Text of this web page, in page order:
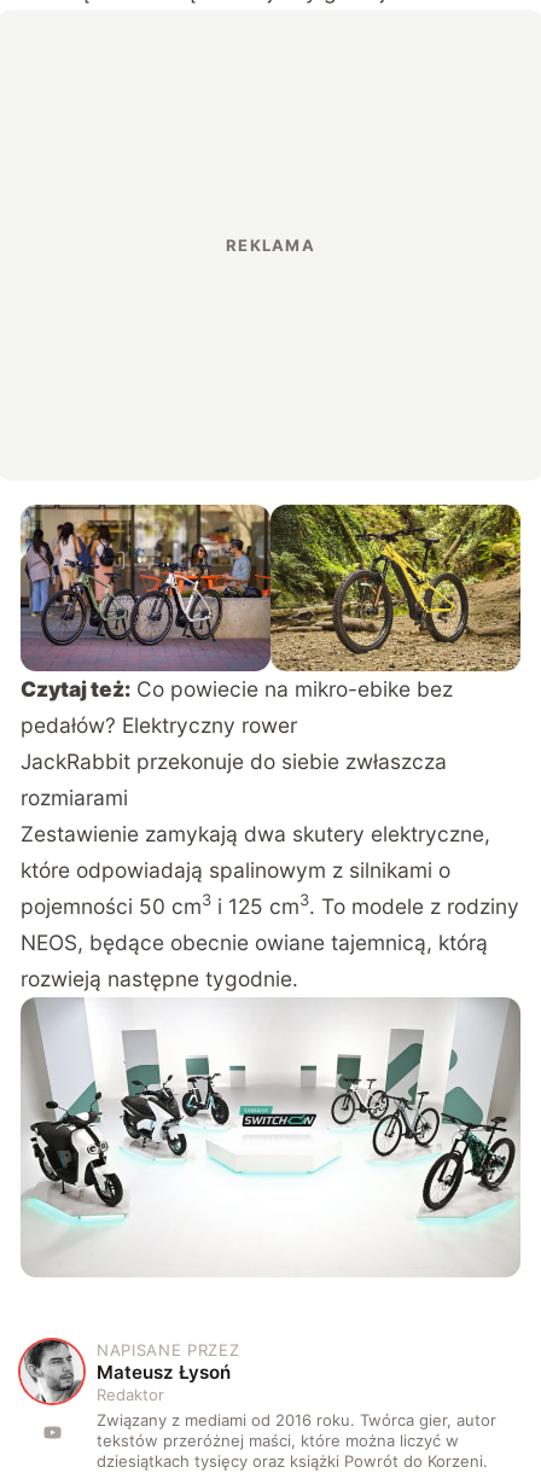
Czytaj też: Co powiecie na mikro-ebike bez
pedałów? Elektryczny rower
JackRabbit przekonuje do siebie zwłaszcza
rozmiarami
Zestawienie zamykają dwa skutery elektryczne,
które odpowiadają spalinowym z silnikami o
pojemności 50 cm3 i 125 cm3. To modele z rodziny
NEOS, będące obecnie owiane tajemnicą, którą
rozwieją następne tygodnie.
M
NAPISANE PRZEZ
Mateusz Łysoń
Redaktor
Związany z mediami od 2016 roku. Twórca gier, autor
tekstów przeróżnej maści, które można liczyć w
dziesiątkach tysięcy oraz książki Powrót do Korzeni.